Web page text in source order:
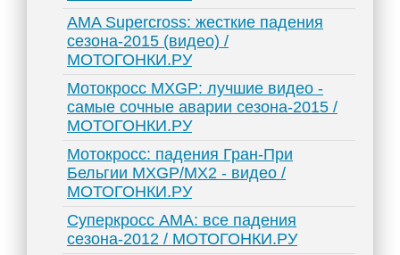
AMA Supercross: жесткие падения
сезона-2015 (видео) /
МОТОГОНКИ.РУ
Мотокросс MXGP: лучшие видео -
самые сочные аварии сезона-2015 /
МОТОГОНКИ.РУ
Мотокросс: падения Гран-При
Бельгии MXGP/MX2 - видео /
МОТОГОНКИ.РУ
Суперкросс AMA: все падения
сезона-2012 / МОТОГОНКИ.РУ